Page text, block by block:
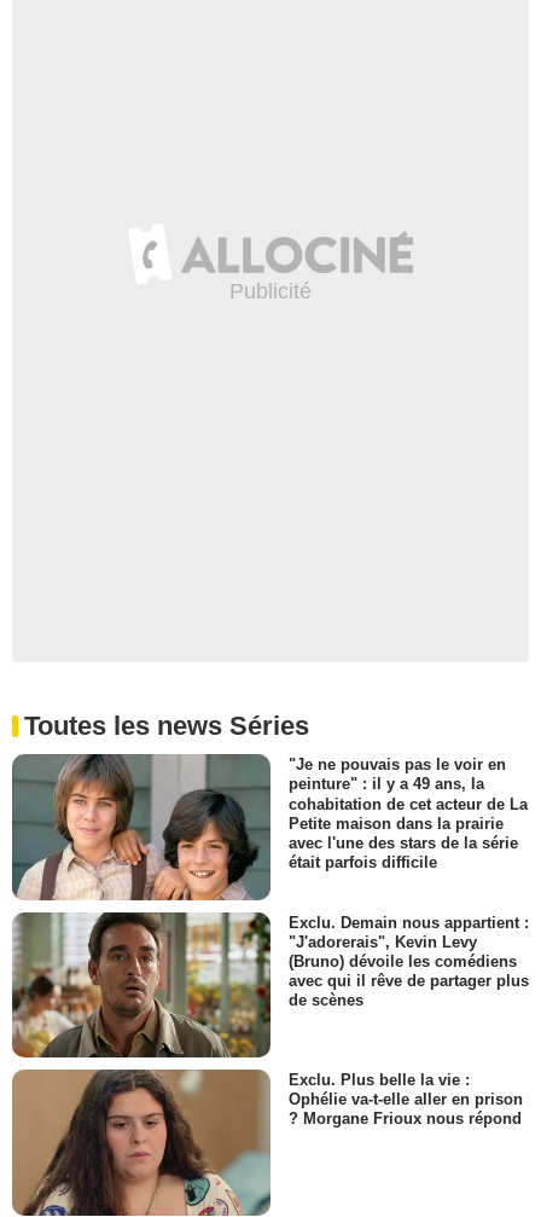
Toutes les news Séries
"Je ne pouvais pas le voir en
peinture" : il y a 49 ans, la
cohabitation de cet acteur de La
Petite maison dans la prairie
avec l'une des stars de la série
était parfois difficile
Exclu. Demain nous appartient :
"J'adorerais", Kevin Levy
(Bruno) dévoile les comédiens
avec qui il rêve de partager plus
de scènes
Exclu. Plus belle la vie :
Ophélie va-t-elle aller en prison
? Morgane Frioux nous répond